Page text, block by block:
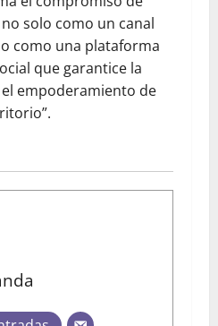
solo como un canal
como una plataforma
que garantice la
empoderamiento de